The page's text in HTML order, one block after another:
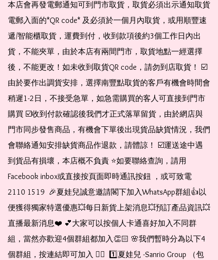
本店會再發電郵通知可到門市取貨，取貨必須出示通知取貨
電郵入面的*QR code* 及必須於一個月內取貨，或用順豐速
遞/智能櫃取貨，運費到付，收到款項後約3個工作日內出
貨，不能夾單，由於本店有兩間門市，取貨地點一經選擇
後，不能更改！如未收到取貨QR code，請勿到店取貨！ ☑️
由於要作出調貨安排，選擇南豐點取貨的客戶有機會時間會
稍遲1-2日，不接受急單，如急需購買的客人可直接到門市
購買 ☑️收到付款確認後我們才正式落單留貨，由於網店與
門市同步發售商品，有機會下單後出現貨品缺貨情況，我們
會聯絡通知安排缺貨商品作退款，請體諒！ ☑️運送途中遇
到貨品有損壞，本店概不負責 ⭐️如要聯絡查詢，請用
Facebook inbox或直接按頁面即時通訊按鈕 ，或可致電
2110 1519  🎉夏娃兒誠意邀請閣下加入WhatsApp群組👍以
便獲得獨家特選優惠💥每日新貨上架消息💥預訂產品資訊💥
直播最新消息❤️ 💕大家可以按個人卡通喜好加入不同群
組，當然亦歡迎4個群組都加入👏🏻 🌸我們暫時分為以下4
個群組，按連結即可加入 👇🏻  1️⃣夏娃兒 -Sanrio Group （包